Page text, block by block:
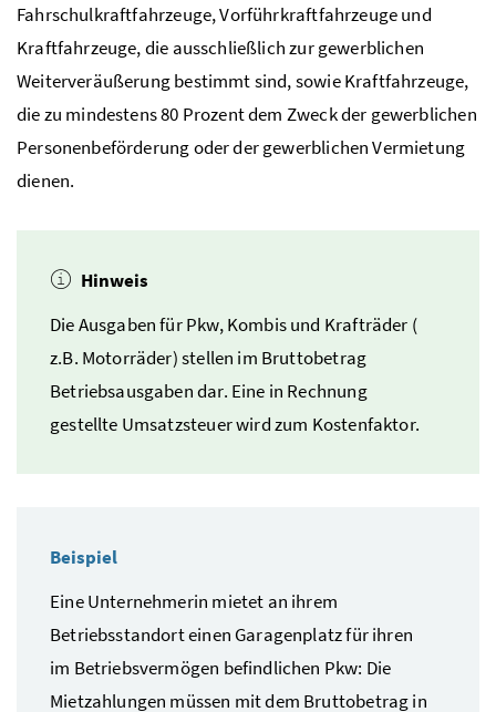
Fahrschulkraftfahrzeuge, Vorführkraftfahrzeuge und
Kraftfahrzeuge, die ausschließlich zur gewerblichen
Weiterveräußerung bestimmt sind, sowie Kraftfahrzeuge,
die zu mindestens 80 Prozent dem Zweck der gewerblichen
Personenbeförderung oder der gewerblichen Vermietung
dienen.
Hinweis
Die Ausgaben fürPkw, Kombis und Krafträder (
z.B. Motorräder) stellen im Bruttobetrag
Betriebsausgaben dar. Eine in Rechnung
gestellte Umsatzsteuer wird zum Kostenfaktor.
Beispiel
Eine Unternehmerin mietet an ihrem
Betriebsstandort einen Garagenplatz für ihren
im Betriebsvermögen befindlichen Pkw: Die
Mietzahlungen müssen mit dem Bruttobetrag in